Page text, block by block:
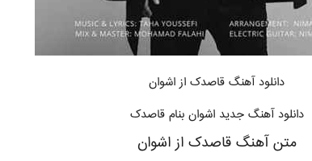
دانلود آهنگ قاصدک از اشوان
دانلود آهنگ جدید اشوان بنام قاصدک
متن آهنگ قاصدک از اشوان